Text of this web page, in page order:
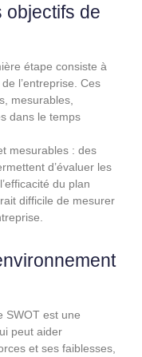
objectifs de
étape consiste à
l’entreprise. Ces
mesurables,
dans le temps
mesurables : des
d’évaluer les
du plan
difficile de mesurer
SWOT est une
peut aider
et ses faiblesses,